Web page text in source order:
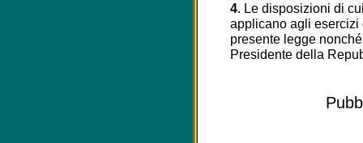
4. Le disposizioni di
applicano agli esercizi
presente legge
Presidente della